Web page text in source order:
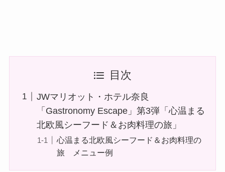
目次
JWマリオット・ホテル奈良
「Gastronomy Escape」第3弾「心温まる
北欧風シーフード＆お肉料理の旅」
心温まる北欧風シーフード＆お肉料理の
旅 メニュー例